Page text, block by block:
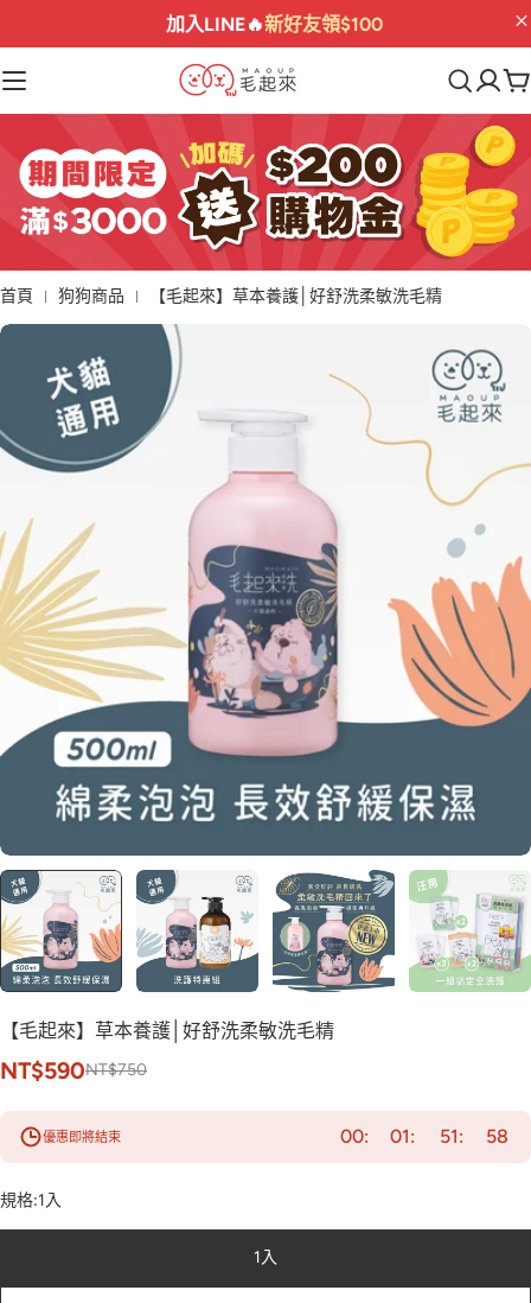
加入LINE🔥新好友領$100
購
物
車
首頁 狗狗商品 【毛起來】草本養護│好舒洗柔敏洗毛精
【毛起來】草本養護│好舒洗柔敏洗毛精
NT$590NT$750
優惠即將結束 00 01 51 56
規格:1入
1入